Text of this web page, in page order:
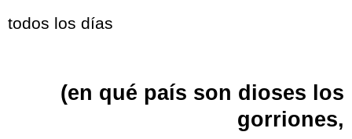
todos los días
(en qué país son dioses los
gorriones,